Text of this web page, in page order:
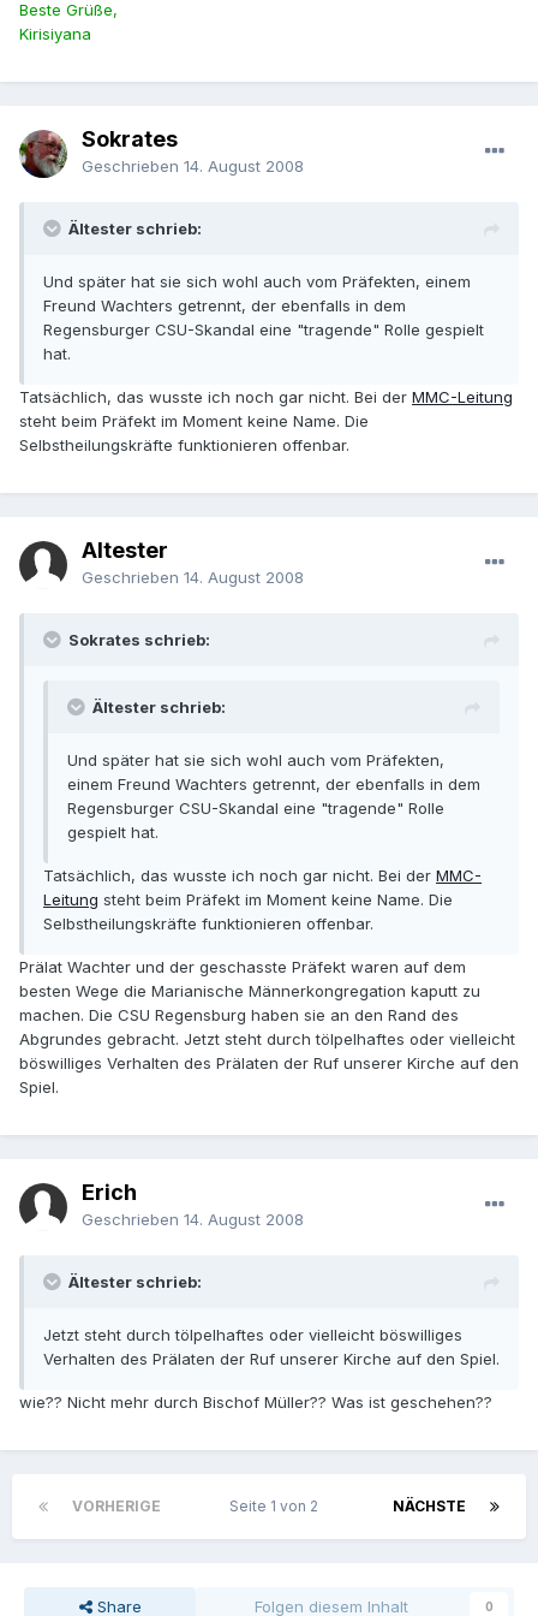
Beste Grüße,
Kirisiyana
Sokrates
Geschrieben 14. August 2008
Ältester schrieb:
Und später hat sie sich wohl auch vom Präfekten, einem
Freund Wachters getrennt, der ebenfalls in dem
Regensburger CSU-Skandal eine "tragende" Rolle gespielt
hat.
Tatsächlich, das wusste ich noch gar nicht. Bei der MMC-Leitung
steht beim Präfekt im Moment keine Name. Die
Selbstheilungskräfte funktionieren offenbar.
Ältester
Geschrieben 14. August 2008
Sokrates schrieb:
Ältester schrieb:
Und später hat sie sich wohl auch vom Präfekten,
einem Freund Wachters getrennt, der ebenfalls in dem
Regensburger CSU-Skandal eine "tragende" Rolle
gespielt hat.
Tatsächlich, das wusste ich noch gar nicht. Bei der MMC-
Leitung steht beim Präfekt im Moment keine Name. Die
Selbstheilungskräfte funktionieren offenbar.
Prälat Wachter und der geschasste Präfekt waren auf dem
besten Wege die Marianische Männerkongregation kaputt zu
machen. Die CSU Regensburg haben sie an den Rand des
Abgrundes gebracht. Jetzt steht durch tölpelhaftes oder vielleicht
böswilliges Verhalten des Prälaten der Ruf unserer Kirche auf den
Spiel.
Erich
Geschrieben 14. August 2008
Ältester schrieb:
Jetzt steht durch tölpelhaftes oder vielleicht böswilliges
Verhalten des Prälaten der Ruf unserer Kirche auf den Spiel.
wie?? Nicht mehr durch Bischof Müller?? Was ist geschehen??
VORHERIGE NÄCHSTE
Seite 1 von 2
Share Folgen diesem Inhalt 0